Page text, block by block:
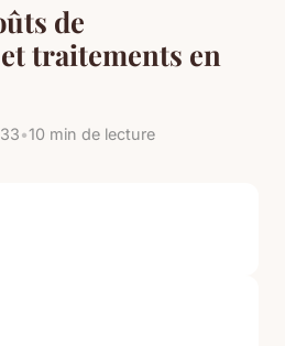
de
traitements en
•10 min de lecture